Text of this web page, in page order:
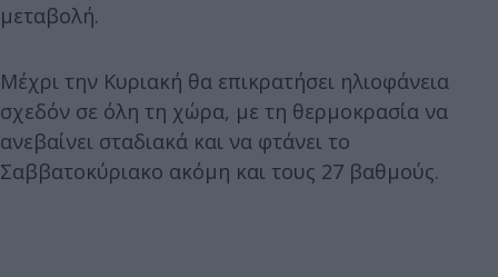
μεταβολή.
Μέχρι την Κυριακή θα επικρατήσει ηλιοφάνεια
σχεδόν σε όλη τη χώρα, με τη θερμοκρασία να
ανεβαίνει σταδιακά και να φτάνει το
Σαββατοκύριακο ακόμη και τους 27 βαθμούς.